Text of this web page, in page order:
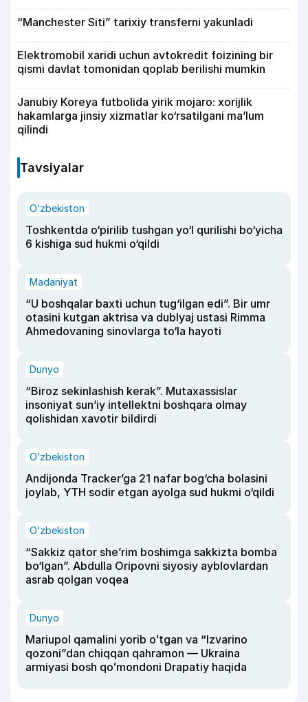
“Manchester Siti” tarixiy transferni yakunladi
Elektromobil xaridi uchun avtokredit foizining bir
qismi davlat tomonidan qoplab berilishi mumkin
Janubiy Koreya futbolida yirik mojaro: xorijlik
hakamlarga jinsiy xizmatlar ko‘rsatilgani ma’lum
qilindi
Tavsiyalar
O‘zbekiston
Toshkentda o‘pirilib tushgan yo‘l qurilishi bo‘yicha
6 kishiga sud hukmi o‘qildi
Madaniyat
“U boshqalar baxti uchun tug‘ilgan edi”. Bir umr
otasini kutgan aktrisa va dublyaj ustasi Rimma
Ahmedovaning sinovlarga to‘la hayoti
Dunyo
“Biroz sekinlashish kerak”. Mutaxassislar
insoniyat sun’iy intellektni boshqara olmay
qolishidan xavotir bildirdi
O‘zbekiston
Andijonda Tracker’ga 21 nafar bog‘cha bolasini
joylab, YTH sodir etgan ayolga sud hukmi o‘qildi
O‘zbekiston
“Sakkiz qator she’rim boshimga sakkizta bomba
bo‘lgan”. Abdulla Oripovni siyosiy ayblovlardan
asrab qolgan voqea
Dunyo
Mariupol qamalini yorib oʻtgan va “Izvarino
qozoni”dan chiqqan qahramon — Ukraina
armiyasi bosh qoʻmondoni Drapatiy haqida